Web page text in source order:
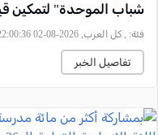
شباب الموحدة" لتمكين
فئة: , كل العرب, 2026-08-02 22:00:36
تفاصيل الخبر